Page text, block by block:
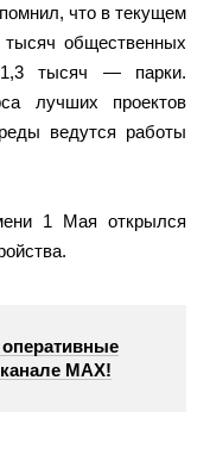
что в текущем
тысяч общественных
тысяч — парки.
лучших проектов
ведутся работы
1 Мая открылся
МАХ!